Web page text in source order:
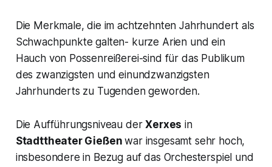
Die Merkmale, die im achtzehnten Jahrhundert als
Schwachpunkte galten- kurze Arien und ein
Hauch von Possenreißerei-sind für das Publikum
des zwanzigsten und einundzwanzigsten
Jahrhunderts zu Tugenden geworden.
Die Aufführungsniveau derXerxes in
Stadttheater Gießenwar insgesamt sehr hoch,
insbesondere in Bezug auf das Orchesterspiel und